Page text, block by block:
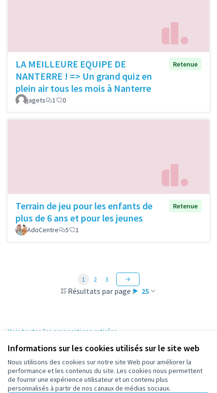
Informations sur les cookies utilisés sur le site web
Nous utilisons des cookies sur notre site Web pour améliorer la
performance et les contenus du site. Les cookies nous permettent
de fournir une expérience utilisateur et un contenu plus
personnalisés à partir de nos canaux de médias sociaux.
LA MEILLEURE EQUIPE DE
NANTERRE ! => Un grand quiz en
plein air tous les mois à Nanterre
Retenue
jagets 1 0
Terrain de jeu pour les enfants de
plus de 6 ans et pour les jeunes
Retenue
AdoCentre 5 1
Résultats par page : 25
1 2 3
Voir toutes les propositions retirées
Conditions d'utilisation
Paramètres des cookies
participez.nanterre.fr sur X
participez.nanterre.fr sur Facebook
participez.nanterre.fr sur Instagram
participez.nanterre.fr sur YouTube
participez.nanterre.fr sur GitHub